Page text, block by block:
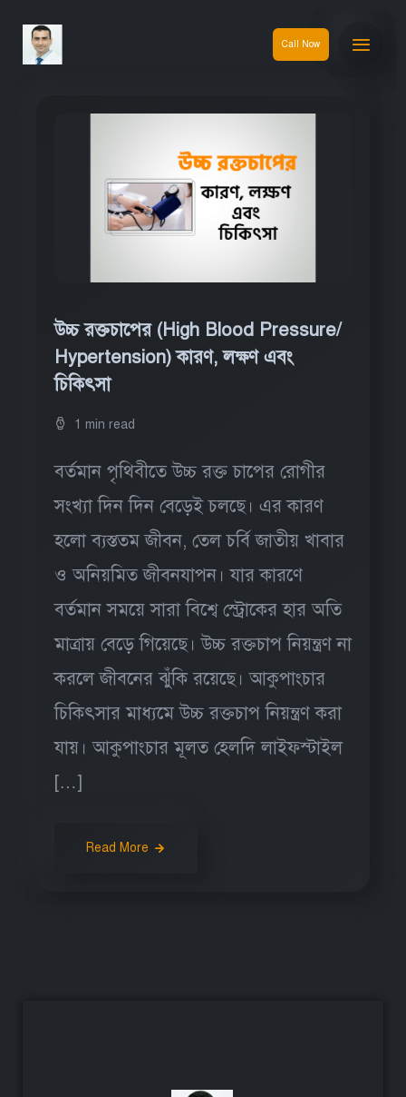
Call Now
উচ্চ রক্তচাপের (High Blood Pressure/
Hypertension) কারণ, লক্ষণ এবং
চিকিৎসা
1 min read
বর্তমান পৃথিবীতে উচ্চ রক্ত চাপের রোগীর
সংখ্যা দিন দিন বেড়েই চলছে। এর কারণ
হলো ব্যস্ততম জীবন, তেল চর্বি জাতীয় খাবার
ও অনিয়মিত জীবনযাপন। যার কারণে
বর্তমান সময়ে সারা বিশ্বে স্ট্রোকের হার অতি
মাত্রায় বেড়ে গিয়েছে। উচ্চ রক্তচাপ নিয়ন্ত্রণ না
করলে জীবনের ঝুঁকি রয়েছে। আকুপাংচার
চিকিৎসার মাধ্যমে উচ্চ রক্তচাপ নিয়ন্ত্রণ করা
যায়। আকুপাংচার মূলত হেলদি লাইফস্টাইল
[…]
Read More